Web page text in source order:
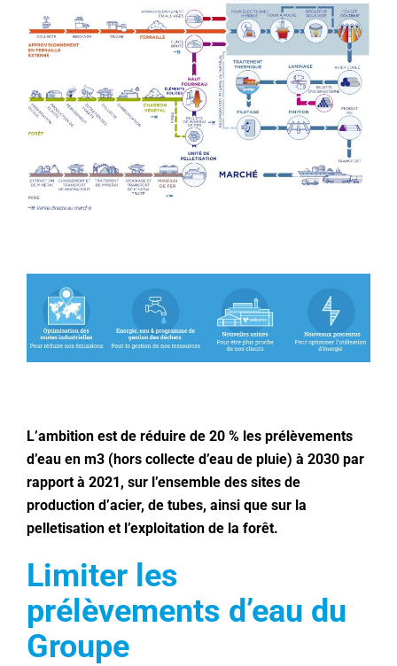
L’ambition est de réduire de 20 % les prélèvements
d’eau en m3 (hors collecte d’eau de pluie) à 2030 par
rapport à 2021, sur l’ensemble des sites de
production d’acier, de tubes, ainsi que sur la
pelletisation et l’exploitation de la forêt.
Limiter les
prélèvements d’eau du
Groupe